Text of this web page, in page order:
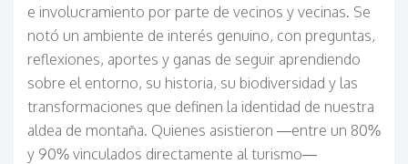
e involucramiento por parte de vecinos y vecinas. Se
notó un ambiente de interés genuino, con preguntas,
reflexiones, aportes y ganas de seguir aprendiendo
sobre el entorno, su historia, su biodiversidad y las
transformaciones que definen la identidad de nuestra
aldea de montaña. Quienes asistieron —entre un 80%
y 90% vinculados directamente al turismo—